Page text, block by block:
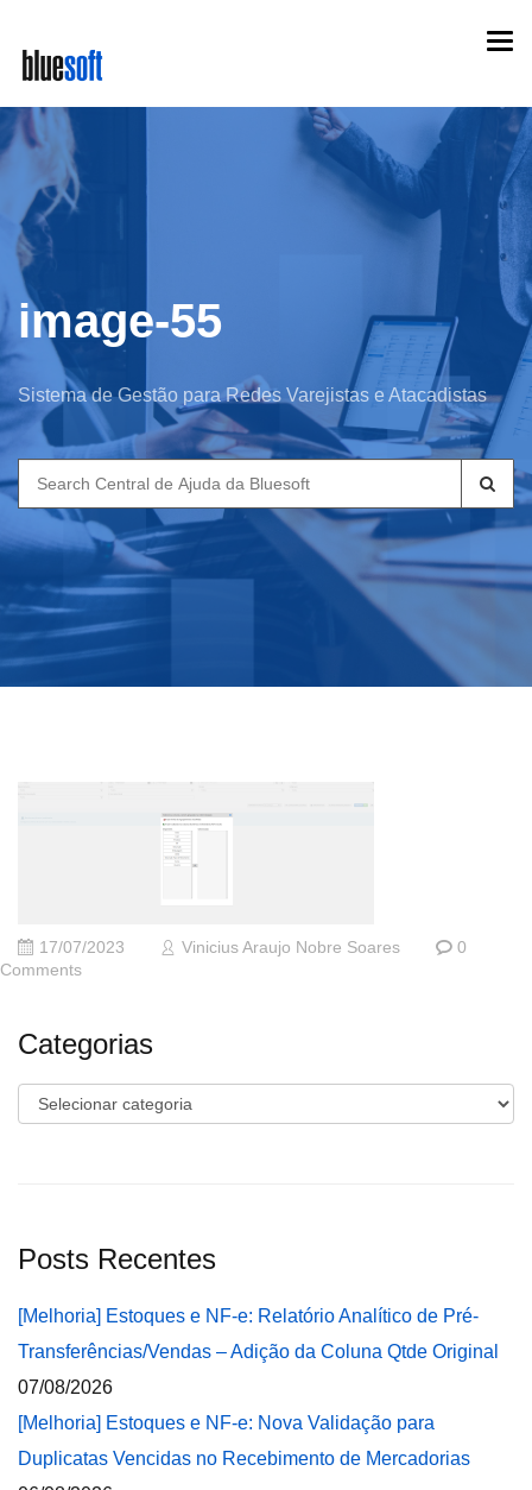
main
content
image-55
Sistema de Gestão para Redes Varejistas e Atacadistas
Search
for:
17/07/2023 Vinicius Araujo Nobre Soares
0
Comments
Categorias
Categorias
Posts Recentes
[Melhoria] Estoques e NF-e: Relatório Analítico de Pré-
Transferências/Vendas – Adição da Coluna Qtde Original
07/08/2026
[Melhoria] Estoques e NF-e: Nova Validação para
Duplicatas Vencidas no Recebimento de Mercadorias